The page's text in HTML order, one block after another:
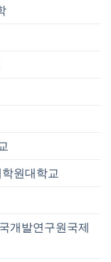
학원대학교
국개발연구원국제